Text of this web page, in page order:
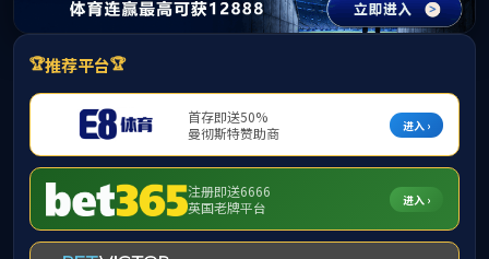
提示：虚拟目录未发布在此域名下
首页 关闭此页